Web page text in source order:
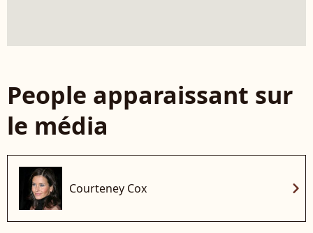
People apparaissant sur
le média
Courteney Cox chevron_right